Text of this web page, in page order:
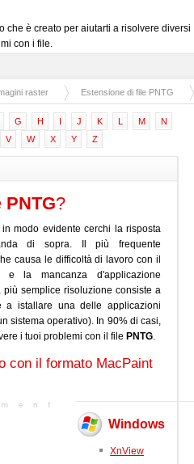
che è creato per aiutarti a risolvere diversi
con i file.
raster Estensione di file PNTG
G H I J K L M
N
V W X Y Z
PNTG?
modo evidente cerchi la risposta
di sopra. Il più frequente
causa le difficoltà di lavoro con il
la mancanza d'applicazione
più semplice risoluzione consiste a
a istallare una delle applicazioni
sistema operativo). In 90% di casi,
i tuoi problemi con il file PNTG.
con il formato MacPaint
Windows
XnView